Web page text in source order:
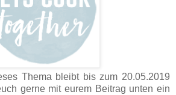
Thema bleibt bis zum 20.05.2019
gerne mit eurem Beitrag unten ein